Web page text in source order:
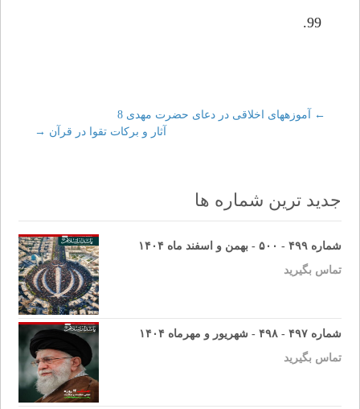
99.
Post
←
آموزه‏هاى اخلاقى در دعاى حضرت مهدى 8
آثار و بركات تقوا در قرآن‏ →
جدید ترین شماره ها
شماره ۴۹۹ - ۵۰۰ - بهمن و اسفند ماه ۱۴۰۴
تماس بگیرید
شماره ۴۹۷ - ۴۹۸ - شهریور و مهرماه ۱۴۰۴
تماس بگیرید